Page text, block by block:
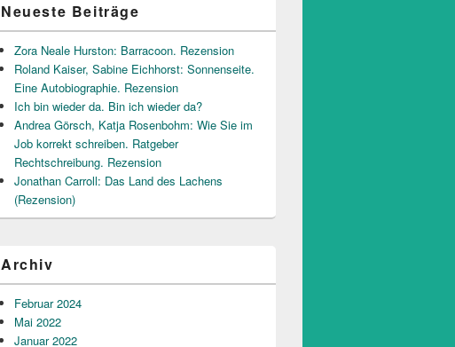
Neueste Beiträge
Zora Neale Hurston: Barracoon. Rezension
Roland Kaiser, Sabine Eichhorst: Sonnenseite.
Eine Autobiographie. Rezension
Ich bin wieder da. Bin ich wieder da?
Andrea Görsch, Katja Rosenbohm: Wie Sie im
Job korrekt schreiben. Ratgeber
Rechtschreibung. Rezension
Jonathan Carroll: Das Land des Lachens
(Rezension)
Archiv
Februar 2024
Mai 2022
Januar 2022